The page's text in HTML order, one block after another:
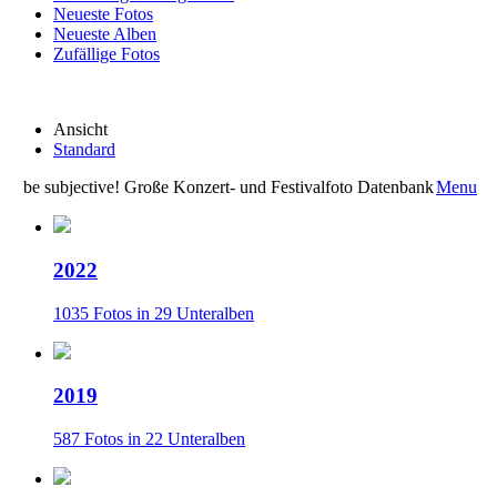
Neueste Fotos
Neueste Alben
Zufällige Fotos
Ansicht
Standard
be subjective! Große Konzert- und Festivalfoto DatenbankMenu
2022
1035 Fotos in 29 Unteralben
2019
587 Fotos in 22 Unteralben